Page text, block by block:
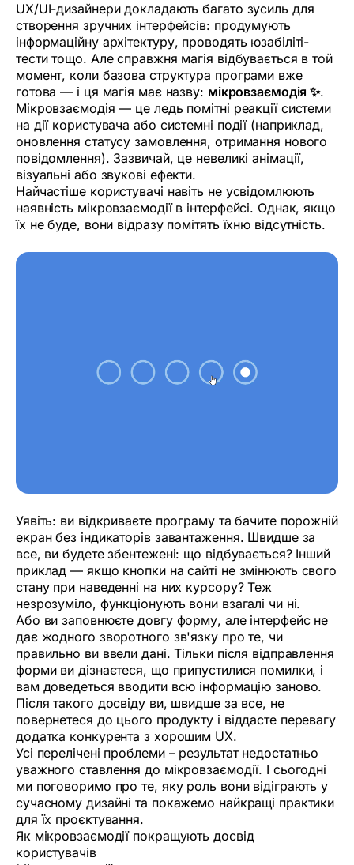
UX/UI-дизайнери докладають багато зусиль для
створення зручних інтерфейсів: продумують
інформаційну архітектуру, проводять юзабіліті-
тести тощо. Але справжня магія відбувається в той
момент, коли базова структура програми вже
готова — і ця магія має назву: мікровзаємодія ✨.
Мікровзаємодія — це ледь помітні реакції системи
на дії користувача або системні події (наприклад,
оновлення статусу замовлення, отримання нового
повідомлення). Зазвичай, це невеликі анімації,
візуальні або звукові ефекти.
Найчастіше користувачі навіть не усвідомлюють
наявність мікровзаємодії в інтерфейсі. Однак, якщо
їх не буде, вони відразу помітять їхню відсутність.
Уявіть: ви відкриваєте програму та бачите порожній
екран без індикаторів завантаження. Швидше за
все, ви будете збентежені: що відбувається? Інший
приклад — якщо кнопки на сайті не змінюють свого
стану при наведенні на них курсору? Теж
незрозуміло, функціонують вони взагалі чи ні.
Або ви заповнюєте довгу форму, але інтерфейс не
дає жодного зворотного зв'язку про те, чи
правильно ви ввели дані. Тільки після відправлення
форми ви дізнаєтеся, що припустилися помилки, і
вам доведеться вводити всю інформацію заново.
Після такого досвіду ви, швидше за все, не
повернетеся до цього продукту і віддасте перевагу
додатка конкурента з хорошим UX.
Усі перелічені проблеми – результат недостатньо
уважного ставлення до мікровзаємодії. І сьогодні
ми поговоримо про те, яку роль вони відіграють у
сучасному дизайні та покажемо найкращі практики
для їх проєктування.
Як мікровзаємодії покращують досвід
користувачів